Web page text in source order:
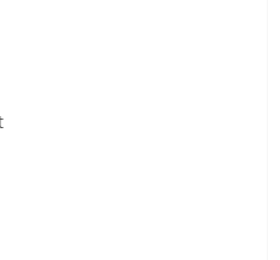
je 5 z 5 hvězdiček.
je 5 z 5 hvězdiček.